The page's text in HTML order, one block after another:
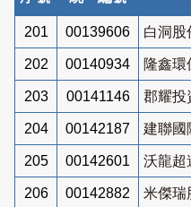
201 00139606 白洞股
202 00140934 隆鑫環
203 00141146 郡耀投
204 00142187 建聯國
205 00142601 沃龍超
206 00142882 米傑瑞